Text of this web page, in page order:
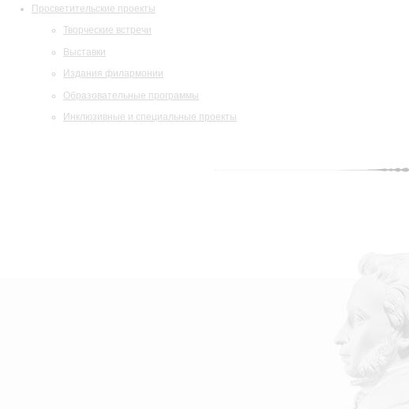
Просветительские проекты
Творческие встречи
Выставки
Издания филармонии
Образовательные программы
Инклюзивные и специальные проекты